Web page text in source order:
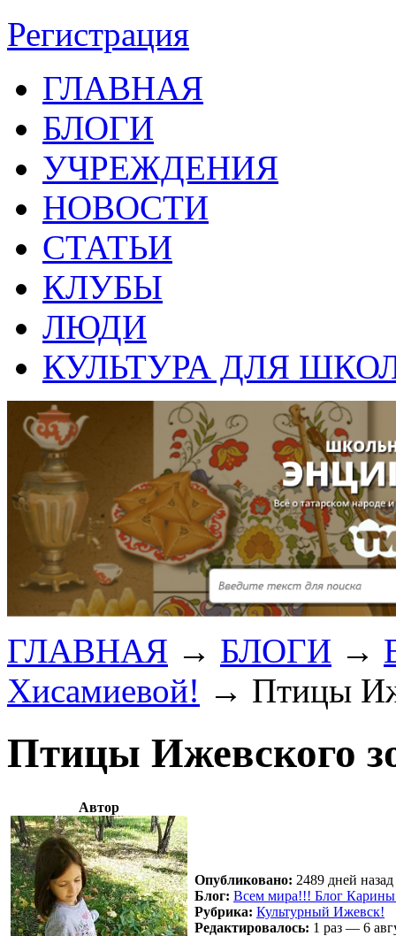
Регистрация
ГЛАВНАЯ
БЛОГИ
УЧРЕЖДЕНИЯ
НОВОСТИ
СТАТЬИ
КЛУБЫ
ЛЮДИ
КУЛЬТУРА ДЛЯ
ГЛАВНАЯ → БЛОГИ →
Хисамиевой! → Птицы
Птицы Ижевского
Автор
Опубликовано: 2489 дней
Блог: Всем мира!!! Блог
Рубрика: Культурный Ижевск!
Редактировалось: 1 раз — 6